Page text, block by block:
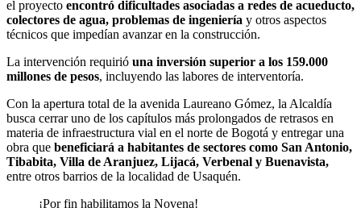
el proyecto encontró dificultades asociadas a redes de acueducto,
colectores de agua, problemas de ingeniería y otros aspectos
técnicos que impedían avanzar en la construcción.
La intervención requirió una inversión superior a los 159.000
millones de pesos, incluyendo las labores de interventoría.
Con la apertura total de la avenida Laureano Gómez, la Alcaldía
busca cerrar uno de los capítulos más prolongados de retrasos en
materia de infraestructura vial en el norte de Bogotá y entregar una
obra que beneficiará a habitantes de sectores como San Antonio,
Tibabita, Villa de Aranjuez, Lijacá, Verbenal y Buenavista,
entre otros barrios de la localidad de Usaquén.
¡Por fin habilitamos la Novena!